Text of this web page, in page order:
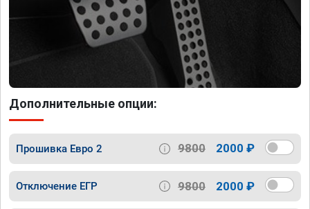
Дополнительные опции:
Прошивка Евро 2 9800 2000 ₽
Отключение ЕГР 9800 2000 ₽